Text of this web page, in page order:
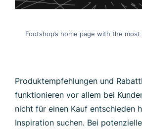
Footshop’s home page with the
Produktempfehlungen und
funktionieren vor allem bei
nicht für einen Kauf entschieden
Inspiration suchen. Bei